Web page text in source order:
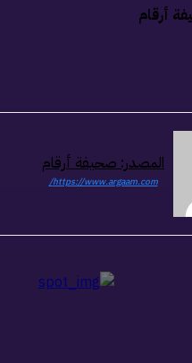
المصدر: صحيفة أرقام
https://www.argaam.com/